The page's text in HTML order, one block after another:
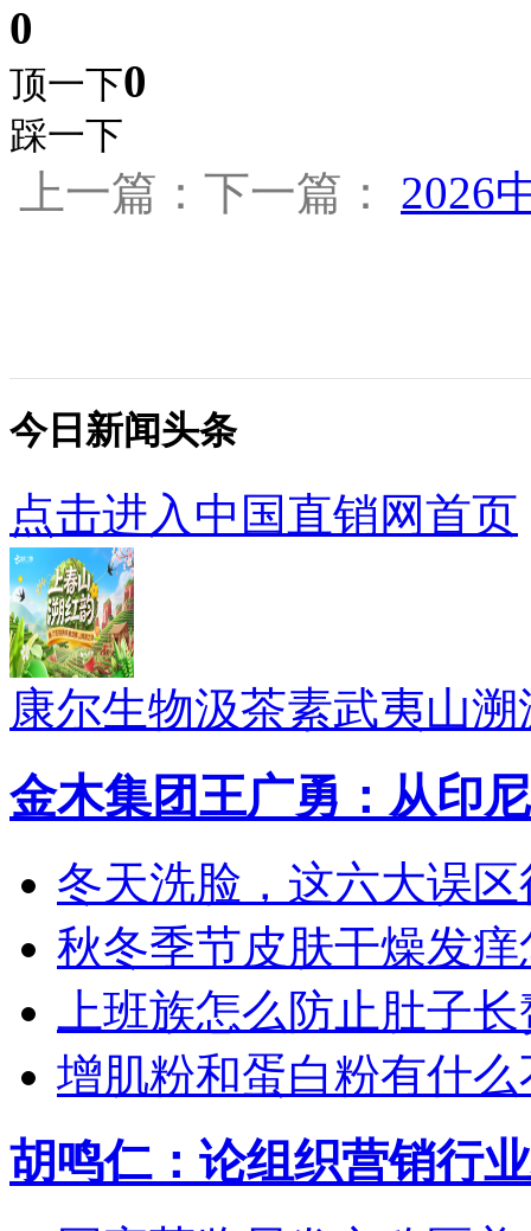
0
顶一下0
踩一下
上一篇：下一篇： 2026
今日新闻头条
点击进入中国直销网首页
康尔生物汲茶素武夷山
金木集团王广勇：从印
冬天洗脸，这六大误
秋冬季节皮肤干燥发痒
上班族怎么防止肚子
增肌粉和蛋白粉有什么
胡鸣仁：论组织营销行